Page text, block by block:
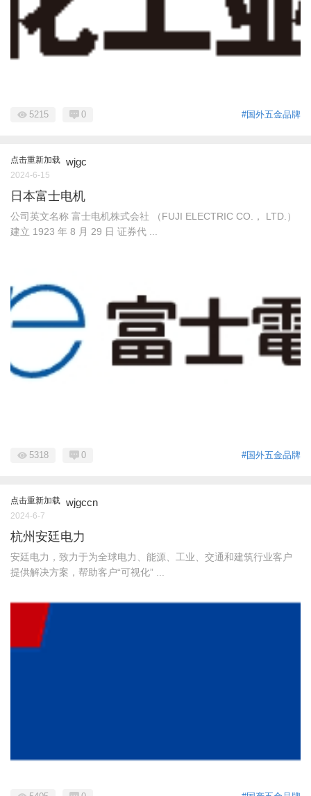
#国外五金品牌
5215 0
点击重新加载 wjgc
2024-6-15
日本富士电机
公司英文名称 富士电机株式会社 （FUJI ELECTRIC CO.， LTD.）
建立 1923 年 8 月 29 日 证券代 ...
#国外五金品牌
5318 0
点击重新加载 wjgccn
2024-6-7
杭州安廷电力
安廷电力，致力于为全球电力、能源、工业、交通和建筑行业客户
提供解决方案，帮助客户“可视化” ...